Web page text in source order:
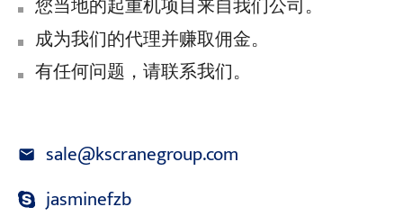
您当地的起重机项目来自我们公司。
成为我们的代理并赚取佣金。
有任何问题，请联系我们。
sale@kscranegroup.com
jasminefzb